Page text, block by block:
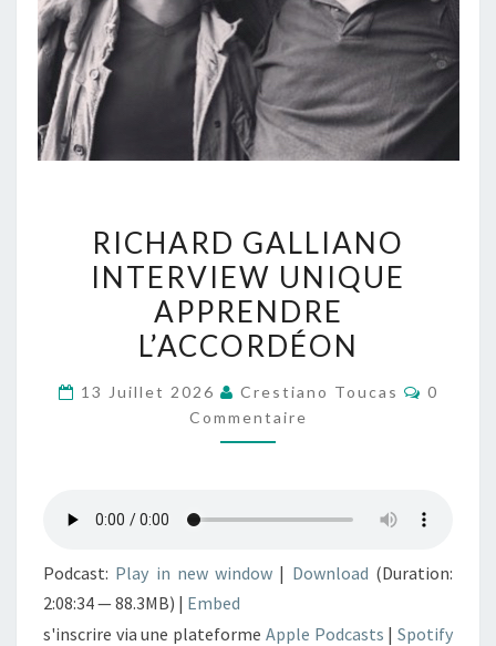
GALLIANO
INTERVIEW
UNIQUE
APPRENDRE
RICHARD GALLIANO
INTERVIEW UNIQUE
APPRENDRE
L’ACCORDÉON
13 Juillet 2026 Crestiano Toucas
0
Commentaire
Podcast: Play in new window | Download (Duration:
2:08:34 — 88.3MB) | Embed
s'inscrire via une plateforme Apple Podcasts |Spotify